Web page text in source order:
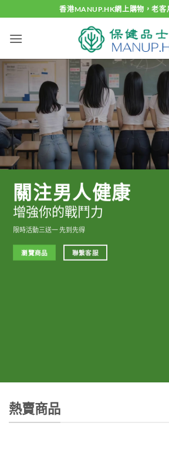
to
content
香港MANUP.HK網上購物，老客
關注男人健康
增強你的戰鬥力
限時活動三送一 先到先得
瀏覽商品 聯繫客服
熱賣商品